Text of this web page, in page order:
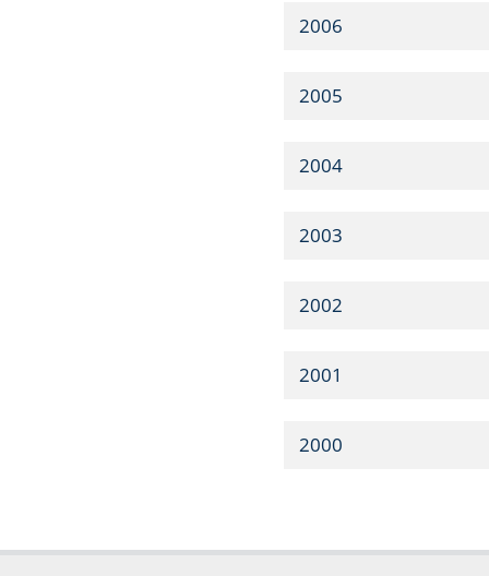
2006
2005
2004
2003
2002
2001
2000